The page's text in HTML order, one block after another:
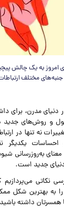
امروز به یک چالش
جنبه‌های مختلف
دنیای مدرن،
و روش‌های جدید
نه تنها در
احساسات یکدیگر
به‌روزرسانی
دنیای جدید است.
نکاتی
به بهترین شکل
همسرتان داشته